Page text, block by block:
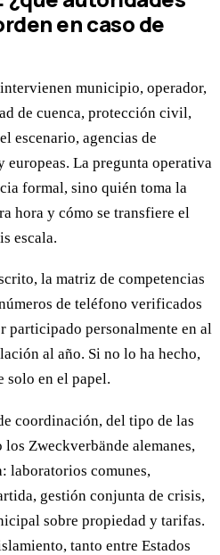
en caso de
municipio, operador,
de cuenca, protección civil,
escenario, agencias de
europeas. La pregunta operativa
formal, sino quién toma la
hora y cómo se transfiere el
escala.
la matriz de competencias
de teléfono verificados
participado personalmente en al
al año. Si no lo ha hecho,
solo en el papel.
coordinación, del tipo de las
Zweckverbände alemanes,
laboratorios comunes,
gestión conjunta de crisis,
sobre propiedad y tarifas.
tanto entre Estados